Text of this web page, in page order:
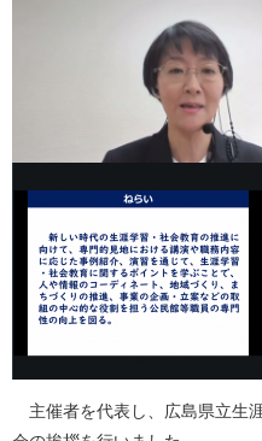
主催者を代表し、広島県立生